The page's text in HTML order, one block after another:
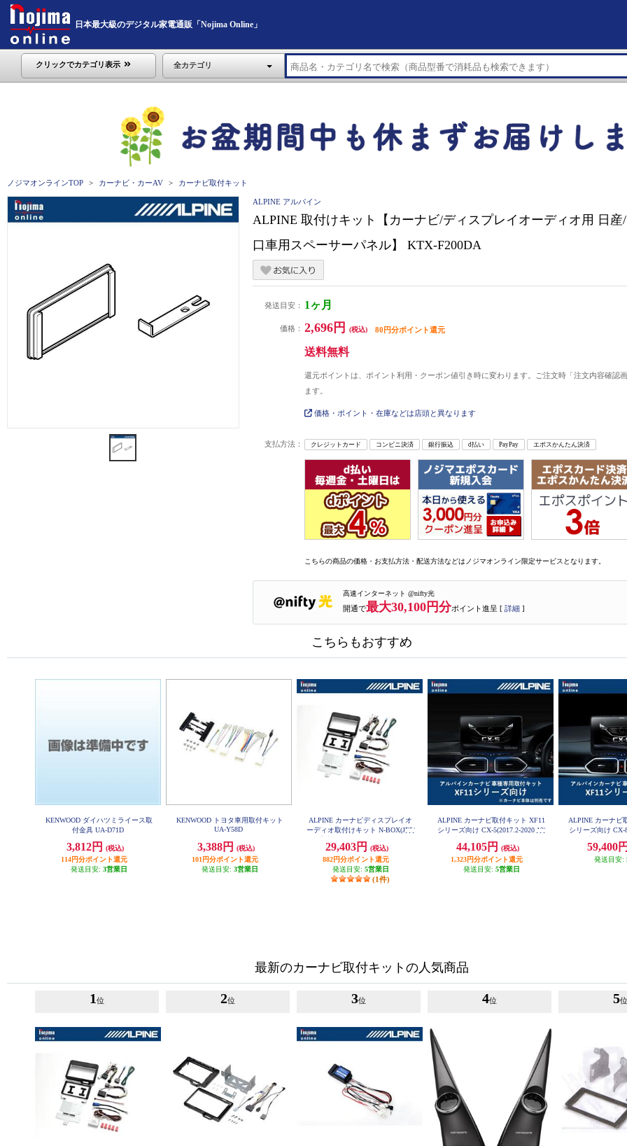
日本最大級のデジタル家電通販「Nojima Online」
クリックでカテゴリ表示 全カテゴリ
ノジマオンラインTOP カーナビ・カーAV カーナビ取付キット
ALPINE アルパイン
ALPINE 取付けキット【カーナビ/ディスプレイオーディオ用 日産
口車用スペーサーパネル】 KTX-F200DA
発送目安： 1ヶ月
価格： 2,696円 (税込) 80円分ポイント還元
送料無料
還元ポイントは、ポイント利用・クーポン値引き時に変わります。ご注文時「注文内容確認
ます。
価格・ポイント・在庫などは店頭と異なります
支払方法： クレジットカード コンビニ決済 銀行振込 d払い PayPay エポスかんたん決済
こちらの商品の価格・お支払方法・配送方法などはノジマオンライン限定サービスとなります。
高速インターネット @nifty光
開通で最大30,100円分ポイント進呈 [ 詳細 ]
こちらもおすすめ
KENWOOD ダイハツミライース取
付金具 UA-D71D
3,812円
(税込)
114円分ポイント還元
発送目安: 3営業日
KENWOOD トヨタ車用取付キット
UA-Y58D
3,388円
(税込)
101円分ポイント還元
発送目安: 3営業日
ALPINE カーナビディスプレイオ
ーディオ取付けキット N-BOX(JF5/
29,403円
(税込)
882円分ポイント還元
発送目安: 5営業日
(1件)
ALPINE カーナビ取付キット XF11
シリーズ向け CX-5(2017.2-2020.12)
44,105円
(税込)
1,323円分ポイント還元
発送目安: 5営業日
ALPINE カーナビ
シリーズ向け CX-
59,400円
発送目安:
最新のカーナビ取付キットの人気商品
1 位 2位 3位 4位 5位